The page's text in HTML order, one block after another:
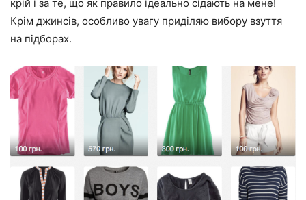
крій і за те, що як правило ідеально сідають на мене!
Крім джинсів, особливо увагу приділяю вибору взуття
на підборах.